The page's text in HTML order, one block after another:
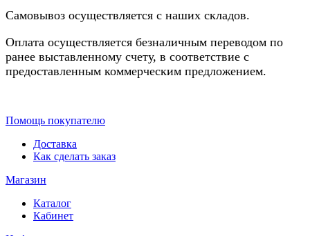
Самовывоз осуществляется с наших складов.
Оплата осуществляется безналичным переводом по
ранее выставленному счету, в соответствие с
предоставленным коммерческим предложением.
Помощь покупателю
Доставка
Как сделать заказ
Магазин
Каталог
Кабинет